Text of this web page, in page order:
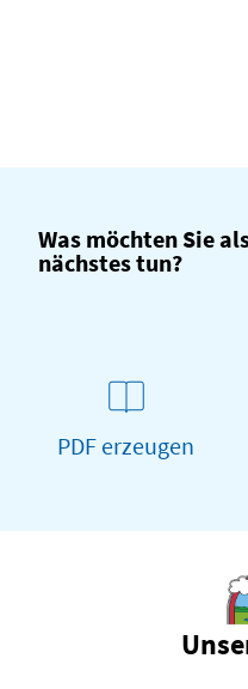
Was möchten Sie
nächstes tun?
PDF erzeugen